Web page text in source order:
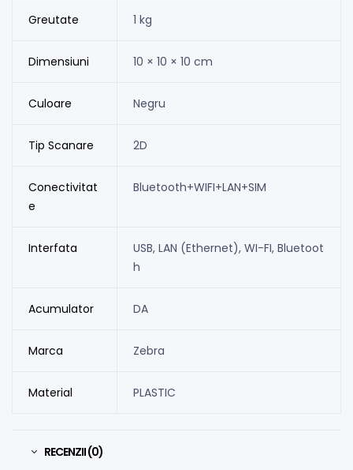
Greutate 1 kg
Dimensiuni 10 × 10 × 10 cm
Culoare Negru
Tip Scanare 2D
Conectivitat
e
Bluetooth+WIFI+LAN+SIM
Interfata
USB, LAN (Ethernet), WI-FI, Bluetoot
h
Acumulator DA
Marca Zebra
Material PLASTIC
RECENZII (0)